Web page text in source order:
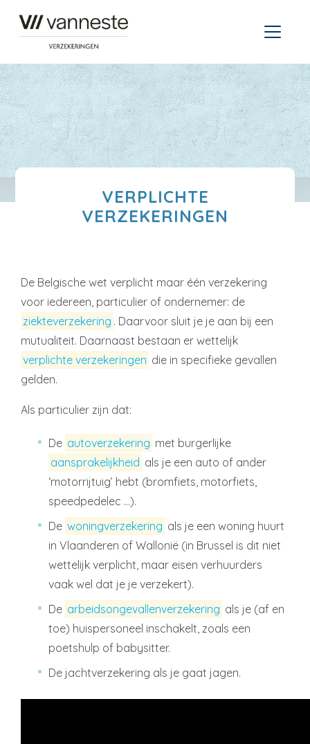
VERPLICHTE
VERZEKERINGEN
De Belgische wet verplicht maar één verzekering
voor iedereen, particulier of ondernemer: de
ziekteverzekering . Daarvoor sluit je je aan bij een
mutualiteit. Daarnaast bestaan er wettelijk
verplichte verzekeringen die in specifieke gevallen
gelden.
Als particulier zijn dat:
De autoverzekering met burgerlijke
aansprakelijkheid als je een auto of ander
‘motorrijtuig’ hebt (bromfiets, motorfiets,
speedpedelec …).
De woningverzekering als je een woning huurt
in Vlaanderen of Wallonië (in Brussel is dit niet
wettelijk verplicht, maar eisen verhuurders
vaak wel dat je je verzekert).
De arbeidsongevallenverzekering als je (af en
toe) huispersoneel inschakelt, zoals een
poetshulp of babysitter.
De jachtverzekering als je gaat jagen.